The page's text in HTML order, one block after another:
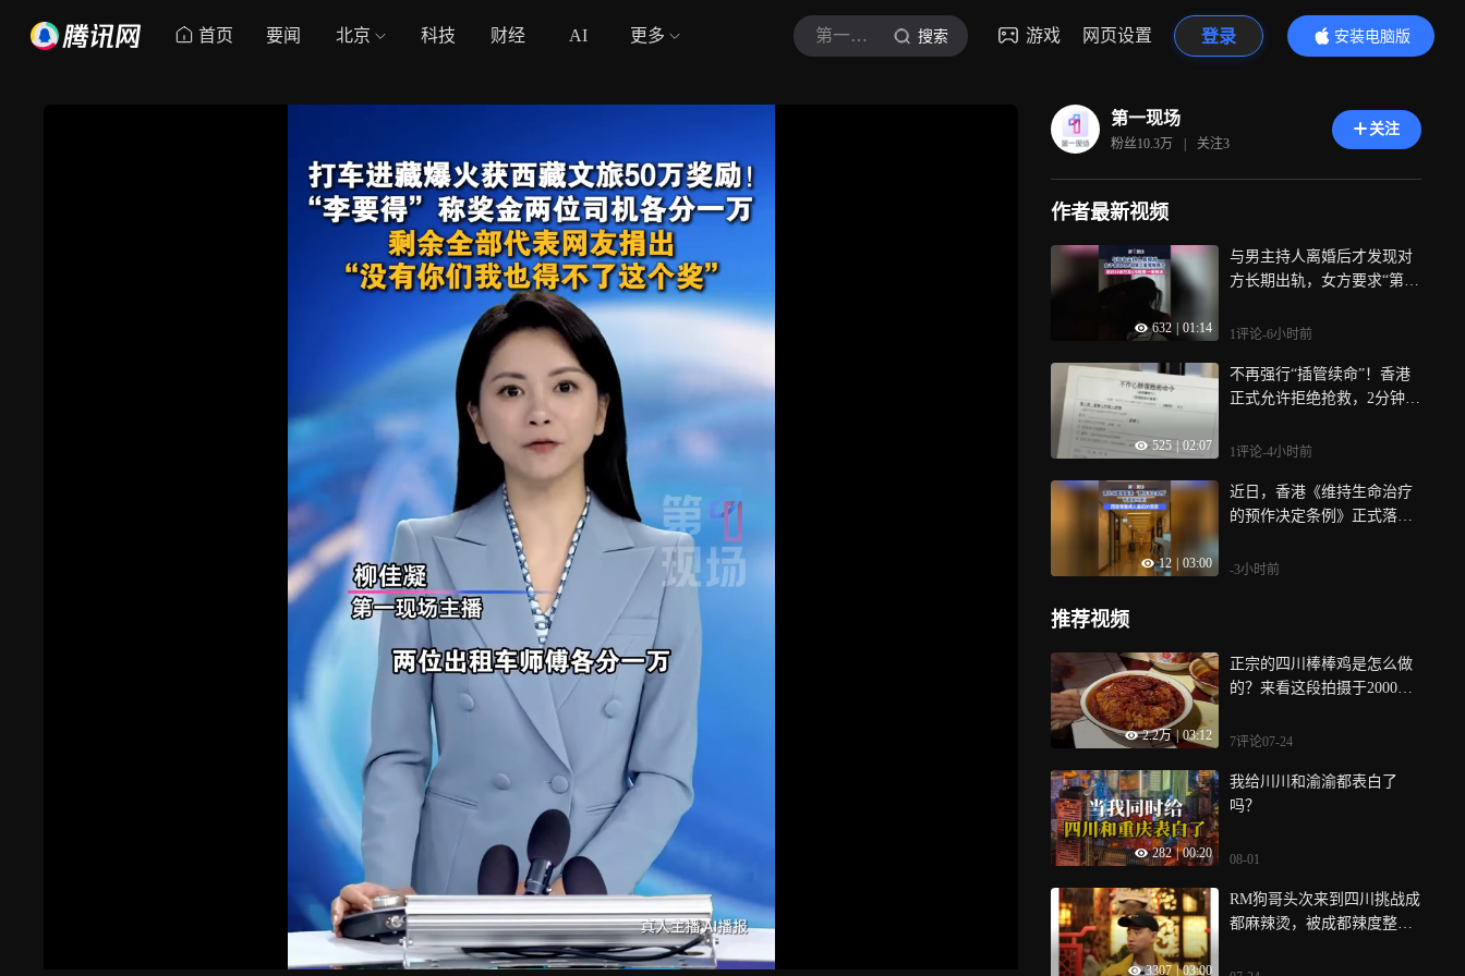
首页 要闻 北京 科技 财经 AI 更多 第一现场 搜索 游戏 网页设置 登录
安装电脑版
内容更精彩
第一现场
粉丝10.3万 | 关注3
关注
作者最新视频
632 01:14
与男主持人离婚后才发现对
方长期出轨，女方要求“第三
回
1评论-6小时前
525 02:07
不再强行“插管续命”！香港
正式允许拒绝抢救，2分钟看
1评论-4小时前
12 03:00
近日，香港《维持生命治疗
的预作决定条例》正式落地
这项允许病人预设终止积极
-3小时前
推荐视频
2.2万 | 03:12
正宗的四川棒棒鸡是怎么做
的？来看这段拍摄于2000年
7评论07-24
282 | 00:20
我给川川和渝渝都表白了
吗？
08-01
3307 | 03:00
RM狗哥头次来到四川挑战成
都麻辣烫，被成都辣度整的